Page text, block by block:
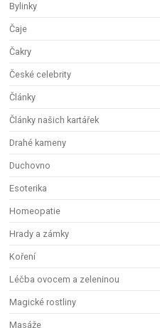
Bylinky
Čaje
Čakry
České celebrity
Články
Články našich kartářek
Drahé kameny
Duchovno
Esoterika
Homeopatie
Hrady a zámky
Koření
Léčba ovocem a zeleninou
Magické rostliny
Masáže